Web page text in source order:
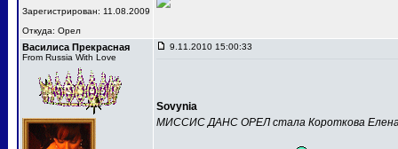
Зарегистрирован: 11.08.2009
Откуда: Орел
Василиса Прекрасная
From Russia With Love
9.11.2010 15:00:33
Sovynia
МИССИС ДАНС ОРЕЛ стала Короткова